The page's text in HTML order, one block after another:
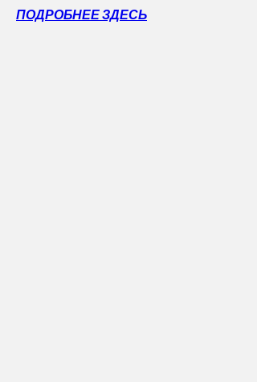
ПОДРОБНЕЕ ЗДЕСЬ